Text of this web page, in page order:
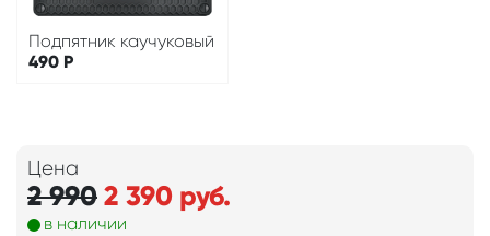
Подпятник каучуковый
490 Р
Цена
2 9902 390 руб.
в наличии